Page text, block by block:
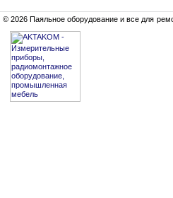
© 2026 Паяльное оборудование и все для